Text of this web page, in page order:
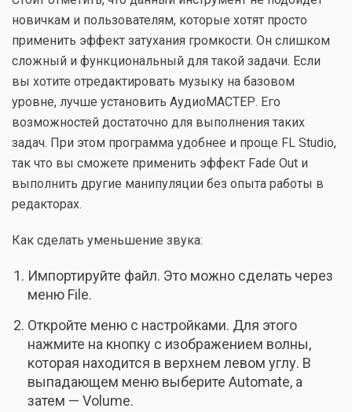
новичкам и пользователям, которые хотят просто
применить эффект затухания громкости. Он слишком
сложный и функциональный для такой задачи. Если
вы хотите отредактировать музыку на базовом
уровне, лучше установить АудиоМАСТЕР. Его
возможностей достаточно для выполнения таких
задач. При этом программа удобнее и проще FL Studio,
так что вы сможете применить эффект Fade Out и
выполнить другие манипуляции без опыта работы в
редакторах.
Как сделать уменьшение звука:
Импортируйте файл. Это можно сделать через
меню File.
Откройте меню с настройками. Для этого
нажмите на кнопку с изображением волны,
которая находится в верхнем левом углу. В
выпадающем меню выберите Automate, а
затем — Volume.